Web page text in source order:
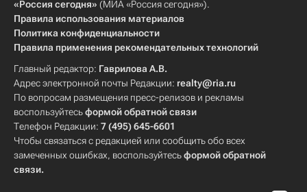
«Россия сегодня» (МИА «Россия сегодня»).
Правила использования материалов
Политика конфиденциальности
Правила применения рекомендательных технологий
Главный редактор: Гаврилова А.В.
Адрес электронной почты Редакции: realty@ria.ru
По вопросам размещения пресс-релизов и рекламы
воспользуйтесьформой обратной связи
Телефон Редакции: 7 (495) 645-6601
Чтобы связаться с редакцией или сообщить обо всех
замеченных ошибках, воспользуйтесьформой обратной
связи.